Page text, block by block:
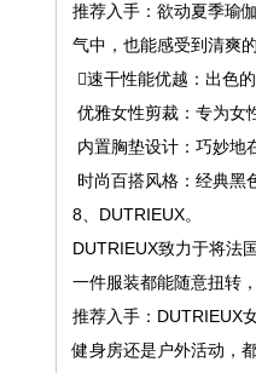
推荐入手：欲动夏季瑜
气中，也能感受到清爽
️⃣速干性能优越：出色
优雅女性剪裁：专为女
内置胸垫设计：巧妙地
时尚百搭风格：经典黑
8、DUTRIEUX。
DUTRIEUX致力于将法
一件服装都能随意扭转
推荐入手：DUTRIEUX
健身房还是户外活动，